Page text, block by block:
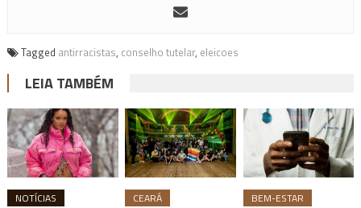
Tagged antirracistas, conselho tutelar, eleicoes
LEIA TAMBÉM
NOTÍCIAS CEARÁ BEM-ESTAR